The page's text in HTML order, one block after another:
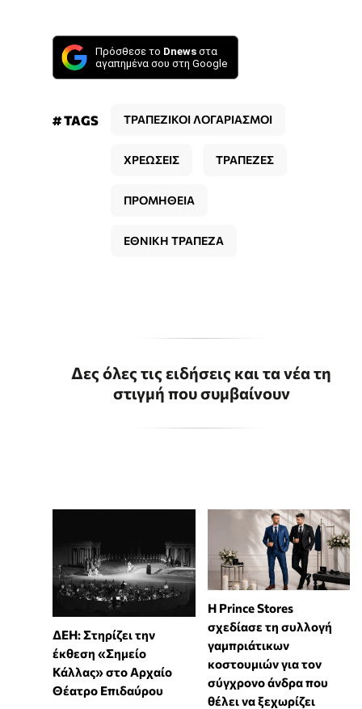
Πρόσθεσε το Dnews στα
αγαπημένα σου στη Google
# TAGS ΤΡΑΠΕΖΙΚΟΙ ΛΟΓΑΡΙΑΣΜΟΙ
ΧΡΕΩΣΕΙΣ ΤΡΑΠΕΖΕΣ
ΠΡΟΜΗΘΕΙΑ
ΕΘΝΙΚΗ ΤΡΑΠΕΖΑ
Δες όλες τις ειδήσεις και τα νέα τη
στιγμή που συμβαίνουν
ΔΕΗ: Στηρίζει την
έκθεση «Σημείο
Κάλλας» στο Αρχαίο
Θέατρο Επιδαύρου
Η Prince Stores
σχεδίασε τη συλλογή
γαμπριάτικων
κοστουμιών για τον
σύγχρονο άνδρα που
θέλει να ξεχωρίζει